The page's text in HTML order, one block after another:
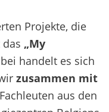
Projekte, die
„My
handelt es sich
zusammen mit
aus den